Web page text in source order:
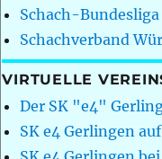
Schach-Bundesliga
Schachverband
VIRTUELLE
Der SK "e4"
SK e4 Gerlingen